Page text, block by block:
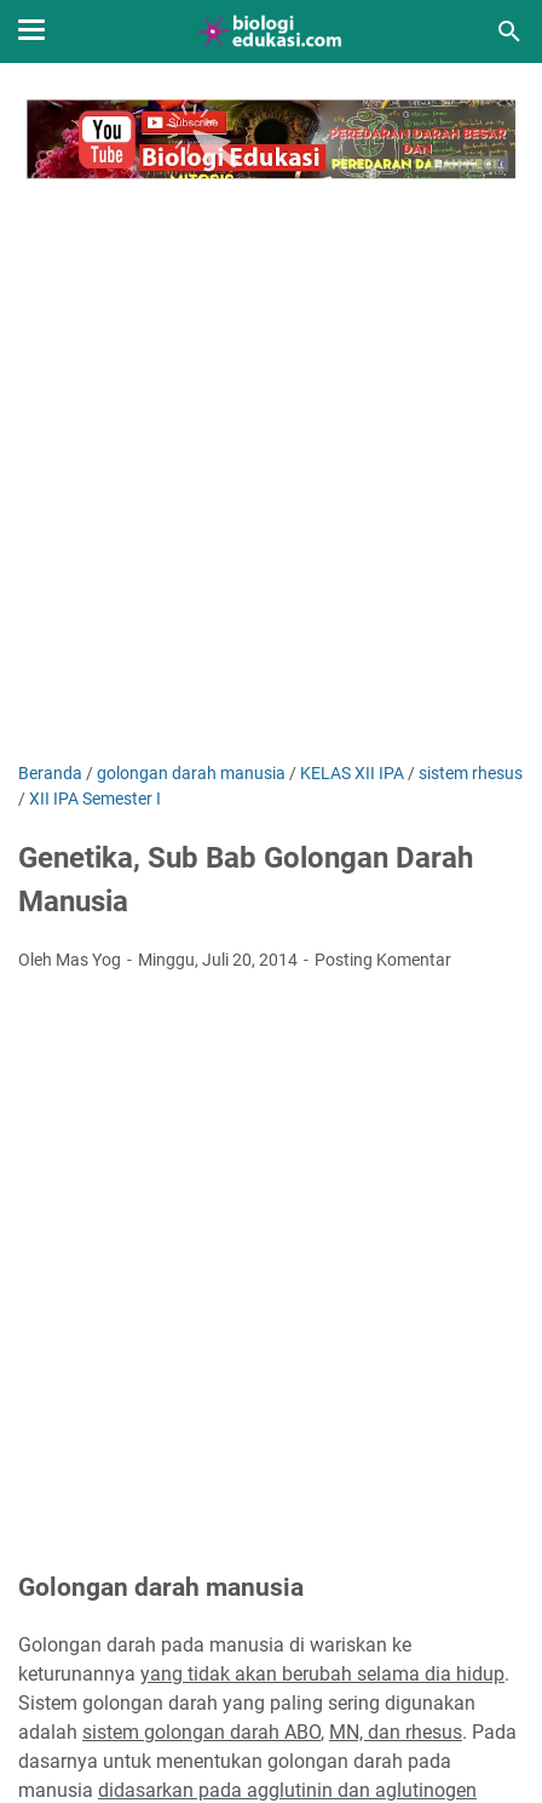
Beranda /golongan darah manusia / KELAS XII IPA /sistem rhesus
/XII IPA Semester I
Genetika, Sub Bab Golongan Darah
Manusia
Oleh Mas Yog Minggu, Juli 20, 2014 Posting Komentar
Golongan darah manusia
Golongan darah pada manusia di wariskan ke
keturunannya yang tidak akan berubah selama dia hidup.
Sistem golongan darah yang paling sering digunakan
adalah sistem golongan darah ABO, MN, dan rhesus. Pada
dasarnya untuk menentukan golongan darah pada
manusia didasarkan pada agglutinin dan aglutinogen